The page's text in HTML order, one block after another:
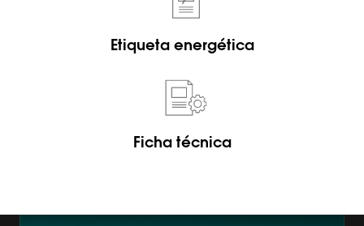
Etiqueta energética
Ficha técnica